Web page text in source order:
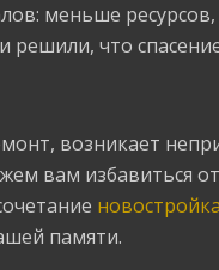
меньше
решили, что
возникает
вам избавиться
памяти.